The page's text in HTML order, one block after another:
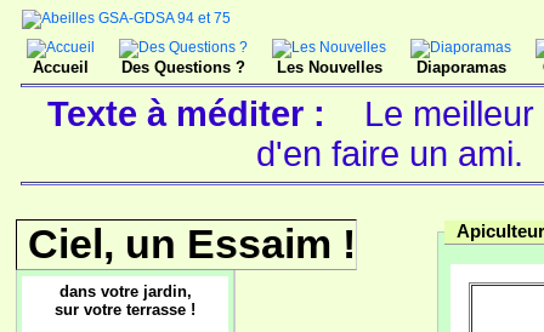
Accueil Des Questions ? Les Nouvelles Diaporamas
Texte à méditer :
Le
d'en faire un ami.
Ciel, un Essaim !
dans votre jardin,
sur votre terrasse !